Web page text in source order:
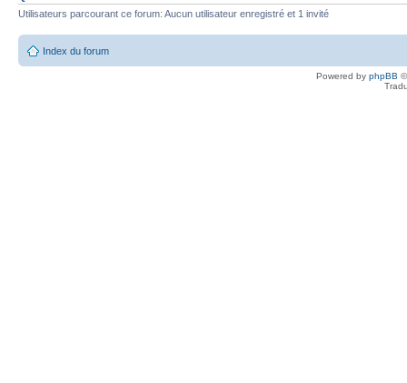
Utilisateurs parcourant ce forum: Aucun utilisateur enregistré et 1 invité
Index du forum
Powered by phpBB